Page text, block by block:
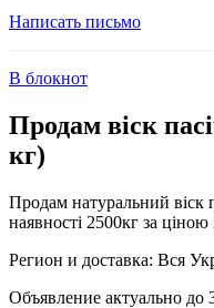
Написать письмо
В блокнот
Продам віск
кг)
Продам натуральний віск
наявності 2500кг за
Регион и доставка: Вся
Объявление актуально до